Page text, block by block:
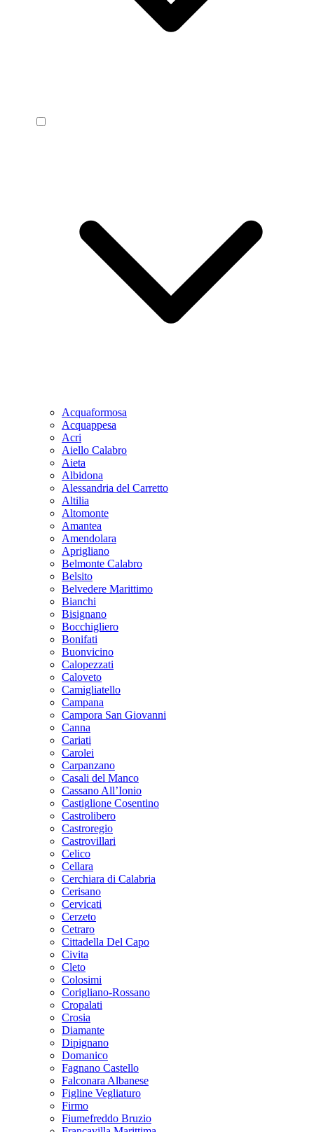
Acquaformosa
Acquappesa
Acri
Aiello Calabro
Aieta
Albidona
Alessandria del Carretto
Altilia
Altomonte
Amantea
Amendolara
Aprigliano
Belmonte Calabro
Belsito
Belvedere Marittimo
Bianchi
Bisignano
Bocchigliero
Bonifati
Buonvicino
Calopezzati
Caloveto
Camigliatello
Campana
Campora San Giovanni
Canna
Cariati
Carolei
Carpanzano
Casali del Manco
Cassano All’Ionio
Castiglione Cosentino
Castrolibero
Castroregio
Castrovillari
Celico
Cellara
Cerchiara di Calabria
Cerisano
Cervicati
Cerzeto
Cetraro
Cittadella Del Capo
Civita
Cleto
Colosimi
Corigliano-Rossano
Cropalati
Crosia
Diamante
Dipignano
Domanico
Fagnano Castello
Falconara Albanese
Figline Vegliaturo
Firmo
Fiumefreddo Bruzio